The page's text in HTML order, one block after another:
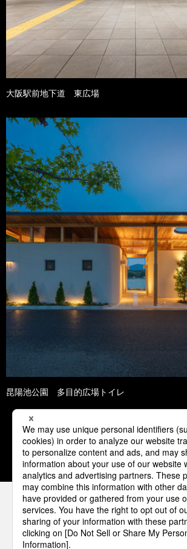
大阪駅前地下道 東広場
昆陽池公園 多目的広場トイレ
1 2 3 4 5
パナソニックの電気設備 SNSア